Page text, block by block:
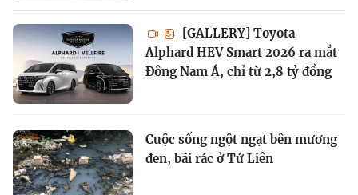
[GALLERY] Toyota
Alphard HEV Smart 2026 ra mắt
Đông Nam Á, chỉ từ 2,8 tỷ đồng
Cuộc sống ngột ngạt bên mương
đen, bãi rác ở Tứ Liên